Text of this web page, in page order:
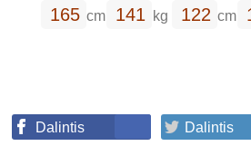
165 cm 141 kg 122 cm
Dalintis Dalintis